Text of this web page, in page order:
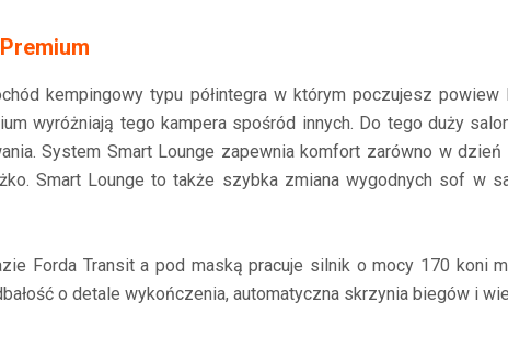
kempingowy typu półintegra w którym poczujesz
wyróżniają tego kampera spośród innych. Do tego duży
System Smart Lounge zapewnia komfort zarówno w
Smart Lounge to także szybka zmiana wygodnych sof w
Forda Transit a pod maską pracuje silnik o mocy 170 koni
o detale wykończenia, automatyczna skrzynia biegów i